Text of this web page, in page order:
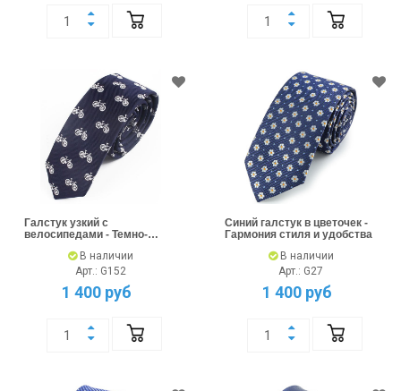
Галстук узкий с
велосипедами - Темно-
В наличии
Арт.: G152
1 400 руб
Синий галстук в цветочек -
Гармония стиля и удобства
В наличии
Арт.: G27
1 400 руб